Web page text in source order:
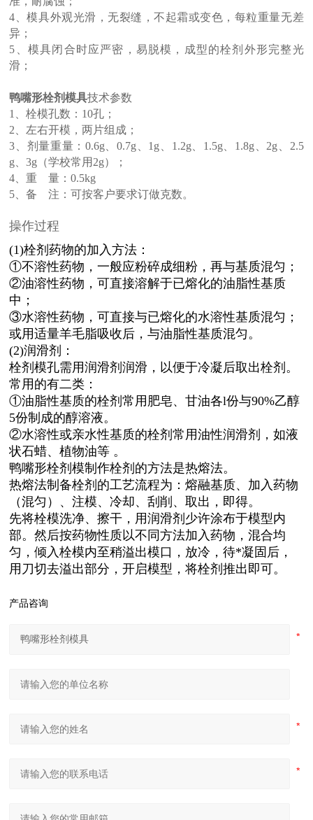
4、模具外观光滑，无裂缝，不起霜或变色，每粒重量无差
异；
5、模具闭合时应严密，易脱模，成型的栓剂外形完整光
滑；
鸭嘴形栓剂模具技术参数
1、栓模孔数：10孔；
2、左右开模，两片组成；
3、剂量重量：0.6g、0.7g、1g、1.2g、1.5g、1.8g、2g、2.5
g、3g（学校常用2g）；
4、重 量：0.5kg
5、备 注：可按客户要求订做克数。
操作过程
(1)栓剂药物的加入方法：
①不溶性药物，一般应粉碎成细粉，再与基质混匀；
②油溶性药物，可直接溶解于已熔化的油脂性基质
中；
③水溶性药物，可直接与已熔化的水溶性基质混匀；
或用适量羊毛脂吸收后，与油脂性基质混匀。
(2)润滑剂：
栓剂模孔需用润滑剂润滑，以便于冷凝后取出栓剂。
常用的有二类：
①油脂性基质的栓剂常用肥皂、甘油各l份与90%乙醇
5份制成的醇溶液。
②水溶性或亲水性基质的栓剂常用油性润滑剂，如液
状石蜡、植物油等 。
鸭嘴形栓剂模制作栓剂的方法是热熔法。
热熔法制备栓剂的工艺流程为：熔融基质、加入药物
（混匀）、注模、冷却、刮削、取出，即得。
先将栓模洗净、擦干，用润滑剂少许涂布于模型内
部。然后按药物性质以不同方法加入药物，混合均
匀，倾入栓模内至稍溢出模口，放冷，待*凝固后，
用刀切去溢出部分，开启模型，将栓剂推出即可。
产品咨询